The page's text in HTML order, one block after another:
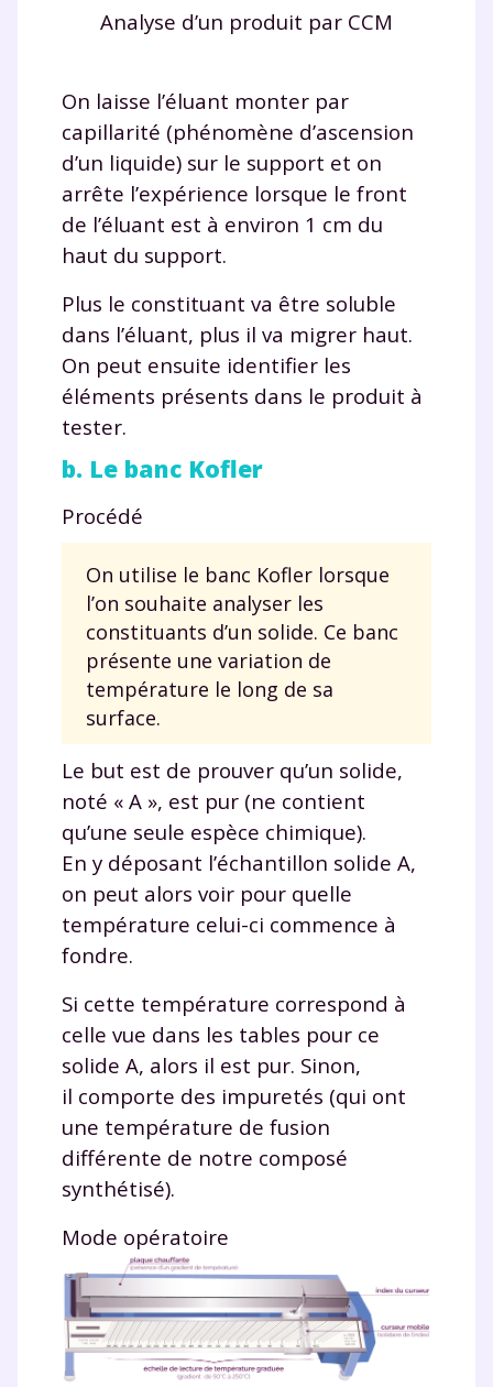
Analyse d’un produit par CCM
On laisse l’éluant monter par
capillarité (phénomène d’ascension
d’un liquide) sur le support et on
arrête l’expérience lorsque le front
de l’éluant est à environ 1 cm du
haut du support.
Plus le constituant va être soluble
dans l’éluant, plus il va migrer haut.
On peut ensuite identifier les
éléments présents dans le produit à
tester.
b. Le banc Kofler
Procédé
On utilise le banc Kofler lorsque
l’on souhaite analyser les
constituants d’un solide. Ce banc
présente une variation de
température le long de sa
surface.
Le but est de prouver qu’un solide,
noté « A », est pur (ne contient
qu’une seule espèce chimique).
En y déposant l’échantillon solide A,
on peut alors voir pour quelle
température celui-ci commence à
fondre.
Si cette température correspond à
celle vue dans les tables pour ce
solide A, alors il est pur. Sinon,
il comporte des impuretés (qui ont
une température de fusion
différente de notre composé
synthétisé).
Mode opératoire